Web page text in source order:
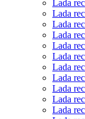
Lada
Lada
Lada
Lada
Lada
Lada
Lada
Lada
Lada
Lada
Lada